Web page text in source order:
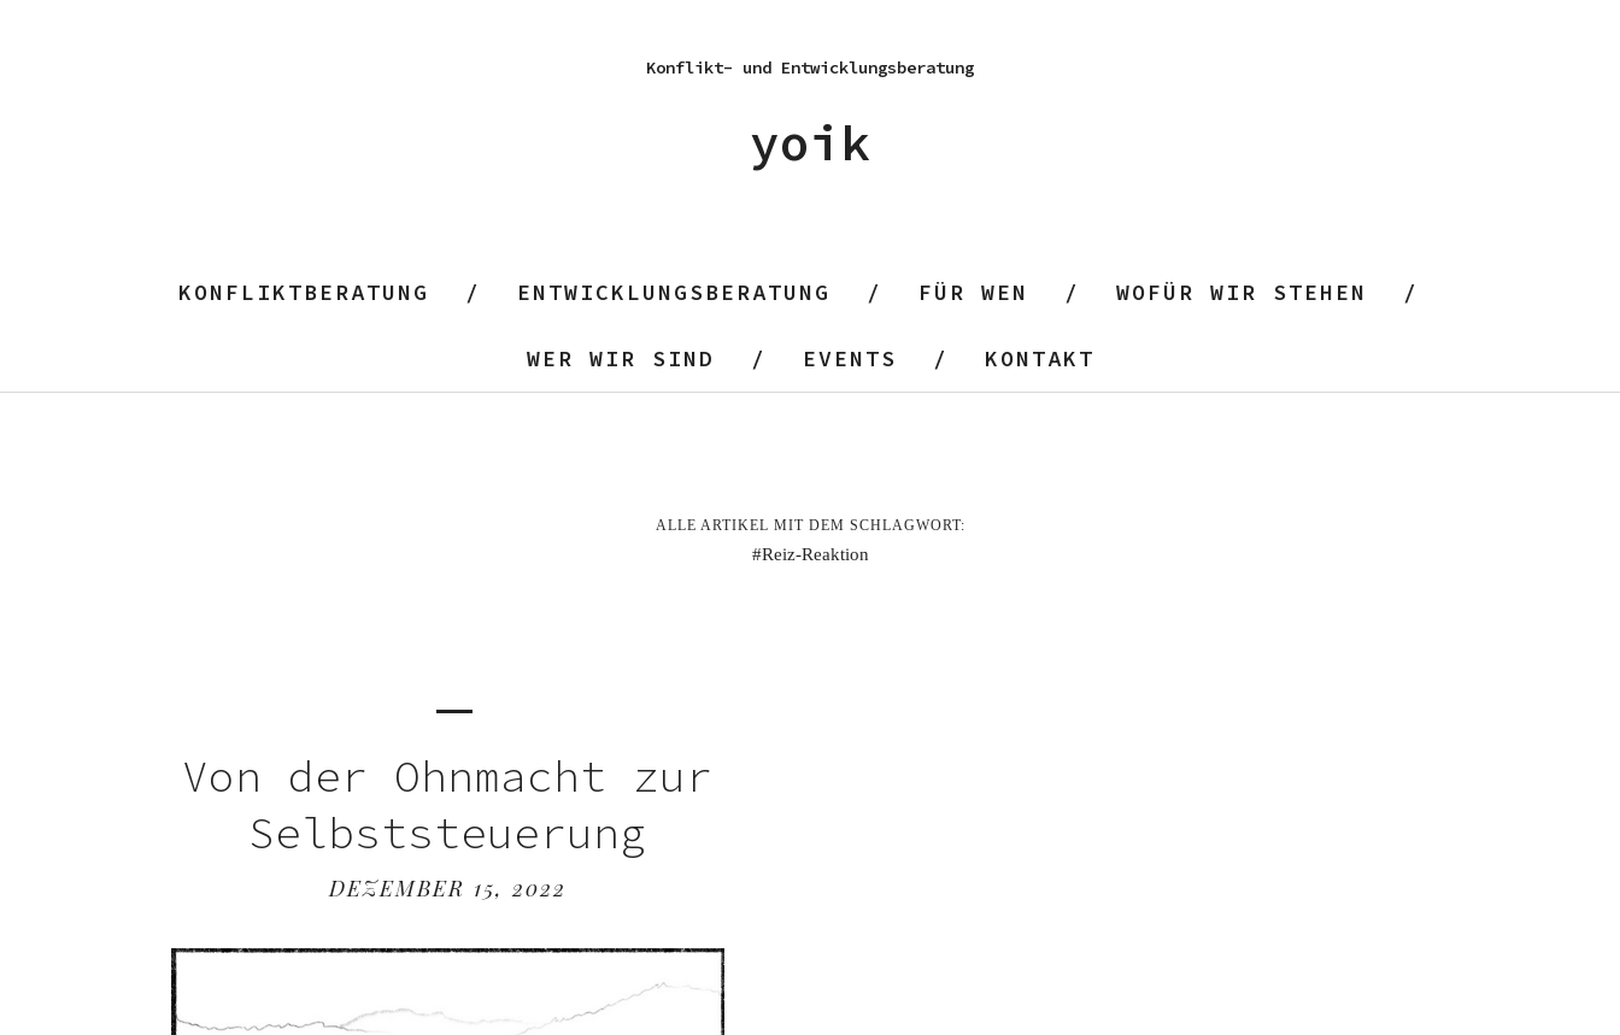
Konflikt- und Entwicklungsberatung
yoik
KONFLIKTBERATUNG ENTWICKLUNGSBERATUNG FÜR WEN WOFÜR WIR STEHEN
WER WIR SIND EVENTS KONTAKT
ALLE ARTIKEL MIT DEM SCHLAGWORT:
Reiz-Reaktion
Von der Ohnmacht zur
Selbststeuerung
DEZEMBER 15, 2022